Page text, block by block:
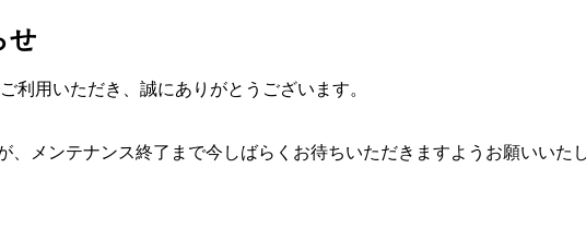
せ
利用いただき、誠にありがとうございます。
、メンテナンス終了まで今しばらくお待ちいただきますようお願いいた